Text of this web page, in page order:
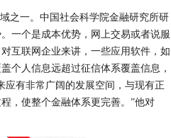
一。中国社会科学院金融研究所研
一个是成本优势，网上交易或者说服
互联网企业来讲，一些应用软件，如
个人信息远超过征信体系覆盖信息，
应有非常广阔的发展空间，与现有正
，使整个金融体系更完善。”他对